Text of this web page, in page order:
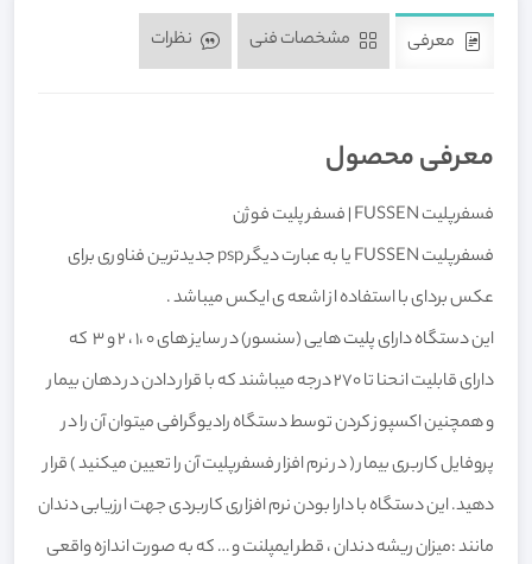
معرفی
معرفی محصول
فسفرپلیت FUSSEN | فسفر پلیت فوژن
فسفرپلیت FUSSEN یا به عبارت دیگر psp جدیدترین فناوری برای
عکس بردای با استفاده از اشعه ی ایکس میباشد .
این دستگاه دارای پلیت هایی (سنسور) در سایز های 0 ،1 ، 2 و 3 که
دارای قابلیت انحنا تا 270 درجه میباشند که با قرار دادن در دهان بیمار
و همچنین اکسپوز کردن توسط دستگاه رادیوگرافی میتوان آن را در
پروفایل کاربری بیمار ( در نرم افزار فسفرپلیت آن را تعیین میکنید ) قرار
دهید. این دستگاه با دارا بودن نرم افزاری کاربردی جهت ارزیابی دندان
مانند :میزان ریشه دندان ، قطر ایمپلنت و … که به صورت اندازه واقعی